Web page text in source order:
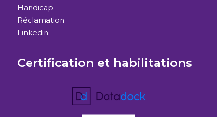
Handicap
Réclamation
Linkedin
Certification et habilitations